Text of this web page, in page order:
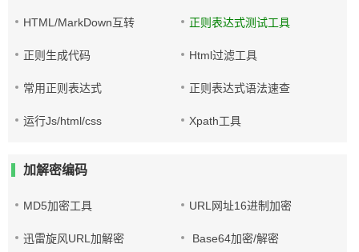
HTML/MarkDown互转 正则表达式测试工具
正则生成代码 Html过滤工具
常用正则表达式 正则表达式语法速查
运行Js/html/css Xpath工具
加解密编码
MD5加密工具 URL网址16进制加密
迅雷旋风URL加解密 Base64加密/解密